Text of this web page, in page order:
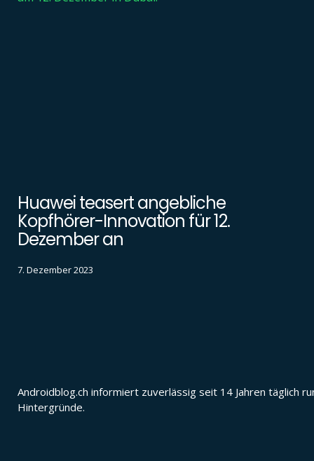
Huawei teasert angebliche
Kopfhörer-Innovation für 12.
Dezember an
7. Dezember 2023
Androidblog.ch informiert zuverlässig seit 14 Jahren täglich
Hintergründe.